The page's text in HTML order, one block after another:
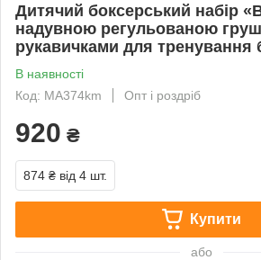
Дитячий боксерський набір
надувною регульованою
рукавичками для тренування
В наявності
Код: MA374km
Опт і роздріб
920 ₴
874 ₴ від 4 шт.
Купити
або